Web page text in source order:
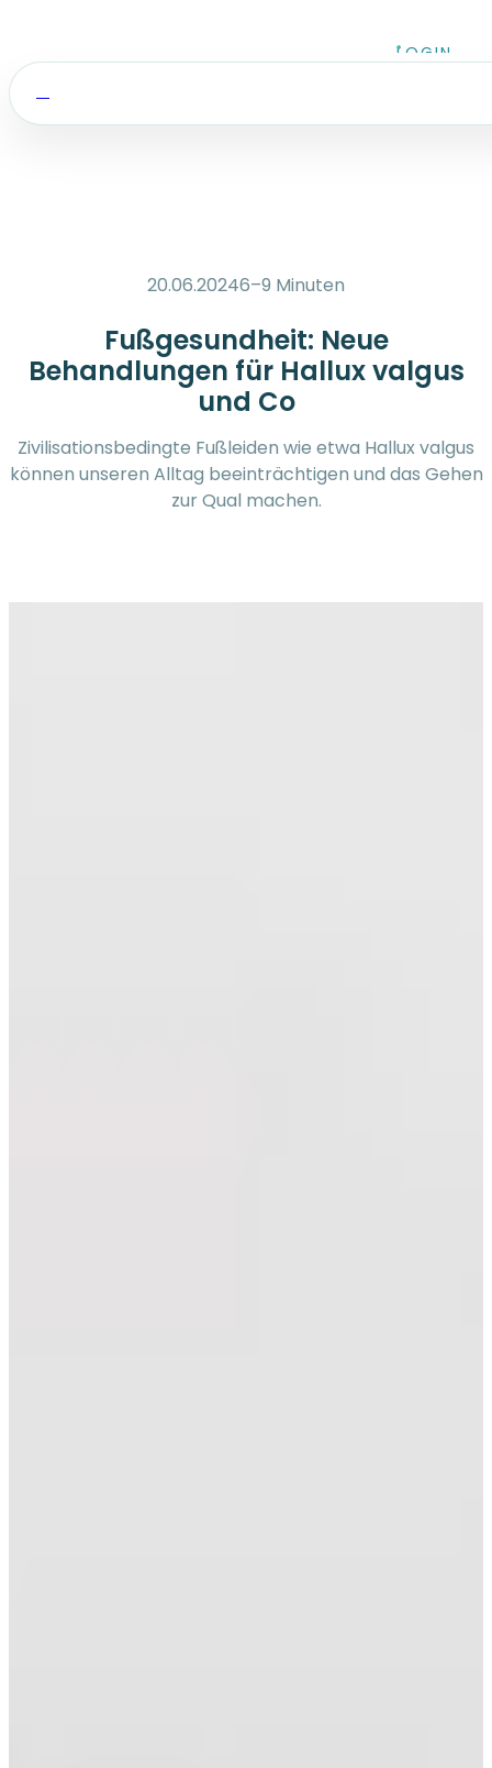
LOGIN
20.06.20246–9 Minuten
Fußgesundheit: Neue
Behandlungen für Hallux valgus
und Co
Zivilisationsbedingte Fußleiden wie etwa Hallux valgus
können unseren Alltag beeinträchtigen und das Gehen
zur Qual machen.